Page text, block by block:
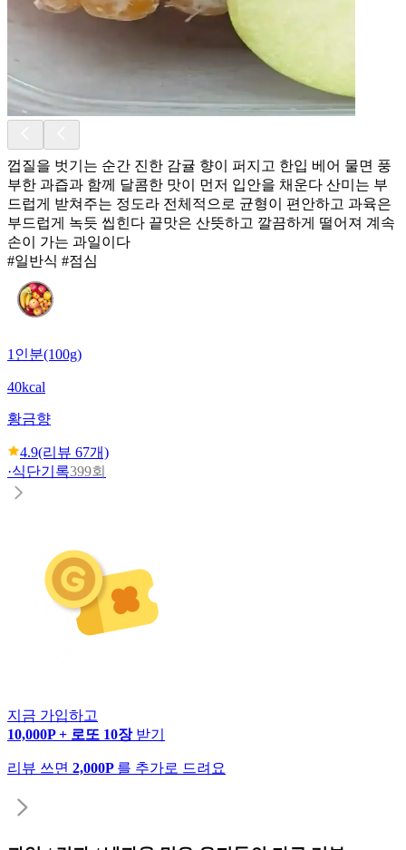
껍질을 벗기는 순간 진한 감귤 향이 퍼지고 한입 베어 물면 풍
부한 과즙과 함께 달콤한 맛이 먼저 입안을 채운다 산미는 부
드럽게 받쳐주는 정도라 전체적으로 균형이 편안하고 과육은
부드럽게 녹듯 씹힌다 끝맛은 산뜻하고 깔끔하게 떨어져 계속
손이 가는 과일이다
#일반식 #점심
1인분(100g)
40kcal
황금향
4.9(리뷰 67개)
·식단기록399회
지금 가입하고
10,000P + 로또 10장 받기
리뷰 쓰면 2,000P 를 추가로 드려요